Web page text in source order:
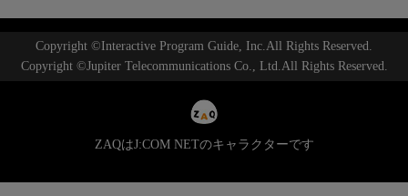
Copyright ©Interactive Program Guide, Inc.All Rights Reserved.
Copyright ©Jupiter Telecommunications Co., Ltd.All Rights Reserved.
ZAQはJ:COM NETのキャラクターです